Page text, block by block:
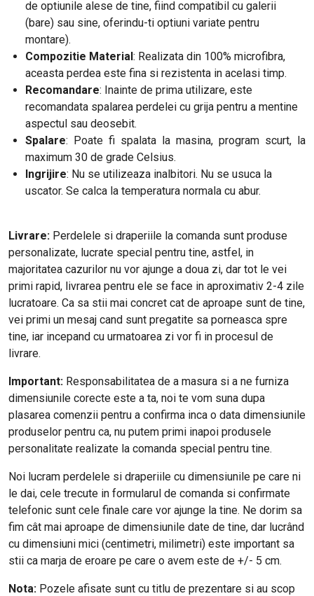
de optiunile alese de tine, fiind compatibil cu galerii
(bare) sau sine, oferindu-ti optiuni variate pentru
montare).
Compozitie Material: Realizata din 100% microfibra,
aceasta perdea este fina si rezistenta in acelasi timp.
Recomandare: Inainte de prima utilizare, este
recomandata spalarea perdelei cu grija pentru a mentine
aspectul sau deosebit.
Spalare: Poate fi spalata la masina, program scurt, la
maximum 30 de grade Celsius.
Ingrijire: Nu se utilizeaza inalbitori. Nu se usuca la
uscator. Se calca la temperatura normala cu abur.
Livrare: Perdelele si draperiile la comanda sunt produse
personalizate, lucrate special pentru tine, astfel, in
majoritatea cazurilor nu vor ajunge a doua zi, dar tot le vei
primi rapid, livrarea pentru ele se face in aproximativ 2-4 zile
lucratoare. Ca sa stii mai concret cat de aproape sunt de tine,
vei primi un mesaj cand sunt pregatite sa porneasca spre
tine, iar incepand cu urmatoarea zi vor fi in procesul de
livrare.
Important: Responsabilitatea de a masura si a ne furniza
dimensiunile corecte este a ta, noi te vom suna dupa
plasarea comenzii pentru a confirma inca o data dimensiunile
produselor pentru ca, nu putem primi inapoi produsele
personalitate realizate la comanda special pentru tine.
Noi lucram perdelele si draperiile cu dimensiunile pe care ni
le dai, cele trecute in formularul de comanda si confirmate
telefonic sunt cele finale care vor ajunge la tine. Ne dorim sa
fim cât mai aproape de dimensiunile date de tine, dar lucrând
cu dimensiuni mici (centimetri, milimetri) este important sa
stii ca marja de eroare pe care o avem este de +/- 5 cm.
Nota: Pozele afisate sunt cu titlu de prezentare si au scop